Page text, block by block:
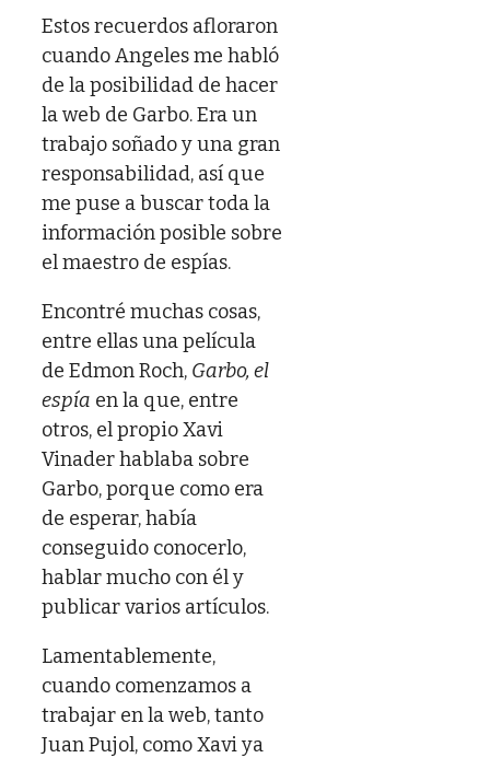
Estos recuerdos afloraron
cuando Angeles me habló
de la posibilidad de hacer
la web de Garbo. Era un
trabajo soñado y una gran
responsabilidad, así que
me puse a buscar toda la
información posible sobre
el maestro de espías.
Encontré muchas cosas,
entre ellas una película
de Edmon Roch, Garbo, el
espía en la que, entre
otros, el propio Xavi
Vinader hablaba sobre
Garbo, porque como era
de esperar, había
conseguido conocerlo,
hablar mucho con él y
publicar varios artículos.
Lamentablemente,
cuando comenzamos a
trabajar en la web, tanto
Juan Pujol, como Xavi ya